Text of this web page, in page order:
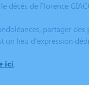
décès de Florence
partager
un lieu d'expression
ici.